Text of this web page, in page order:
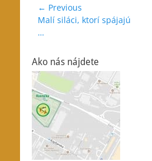
Navigácia
v
článku
← Previous
Previous
Malí siláci, ktorí spájajú
…
Ako nás nájdete